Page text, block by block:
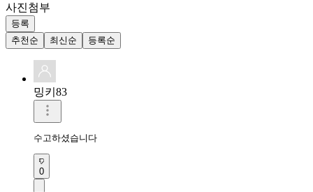
사진첨부
등록
추천순
최신순 등록순
밍키83
수고하셨습니다
0